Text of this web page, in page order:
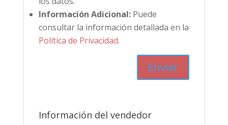
Información Adicional:Puede
consultar la información detallada en la
Política de Privacidad.
Información del vendedor